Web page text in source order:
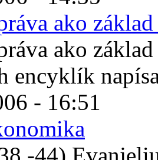
ako
ako
encyklík
- 16:51
-44)